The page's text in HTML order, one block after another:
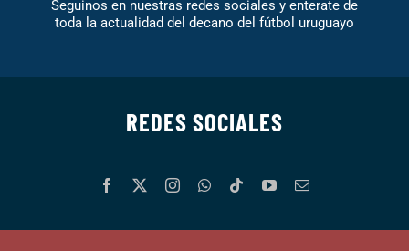
Seguinos en nuestras redes sociales y enterate de
toda la actualidad del decano del fútbol uruguayo
REDES SOCIALES